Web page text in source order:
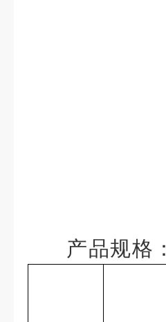
产品规格：